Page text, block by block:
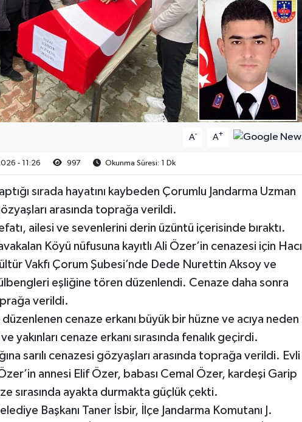
A- A+
- 11:26 997 Okunma Süresi: 1 Dk
sırada hayatını kaybeden Çorumlu Jandarma Uzman
arasında toprağa verildi.
ailesi ve sevenlerini derin üzüntü içerisinde bıraktı.
Köyü nüfusuna kayıtlı Ali Özer’in cenazesi için Hacı
Vakfı Çorum Şubesi’nde Dede Nurettin Aksoy ve
eşliğine tören düzenlendi. Cenaze daha sonra
verildi.
cenaze erkanı büyük bir hüzne ve acıya neden
yakınları cenaze erkanı sırasında fenalık geçirdi.
sarılı cenazesi gözyaşları arasında toprağa verildi. Evli
annesi Elif Özer, babası Cemal Özer, kardeşi Garip
sırasında ayakta durmakta güçlük çekti.
Başkanı Taner İsbir, İlçe Jandarma Komutanı J.